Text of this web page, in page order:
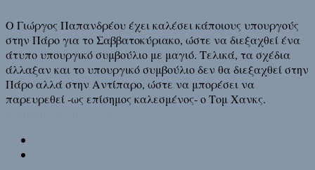
Ο Γιώργος Παπανδρέου έχει καλέσει κάποιους υπουργούς
στην Πάρο για το Σαββατοκύριακο, ώστε να διεξαχθεί ένα
άτυπο υπουργικό συμβούλιο με μαγιό. Τελικά, τα σχέδια
άλλαξαν και το υπουργικό συμβούλιο δεν θα διεξαχθεί στην
Πάρο αλλά στην Αντίπαρο, ώστε να μπορέσει να
παρευρεθεί -ως επίσημος καλεσμένος- ο Τομ Χανκς.